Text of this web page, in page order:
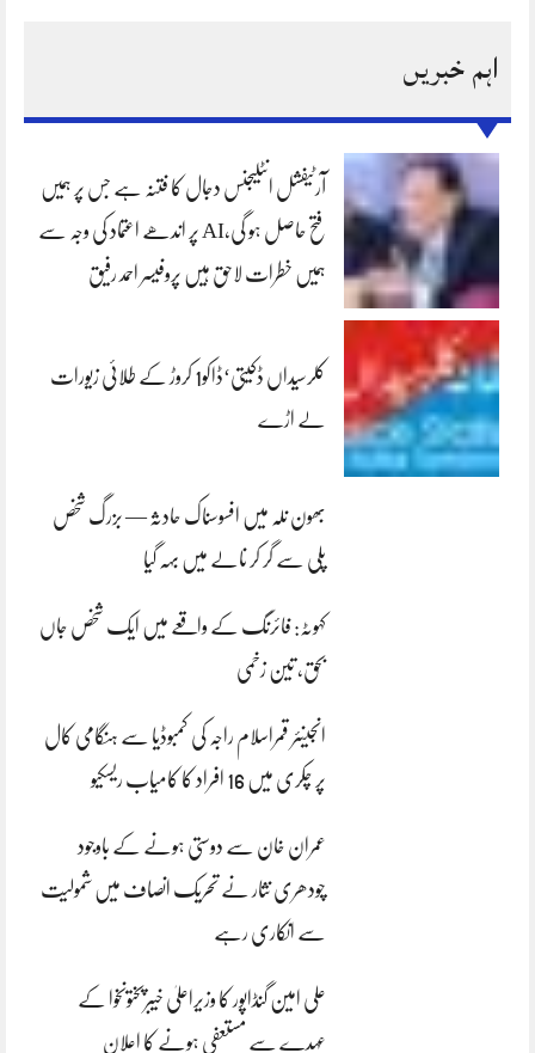
اہم خبریں
آرٹیفشل انٹلیجنس دجال کا فتنہ ہے جس پر ہمیں
فتح حاصل ہو گی،AI پر اندھے اعتماد کی وجہ سے
ہمیں خطرات لاحق ہیں پروفیسر احمد رفیق
کلرسیداں ڈکیتی‘ڈاکو1 کروڑ کے طلائی زیورات
لے اڑے
بھون نلہ میں افسوسناک حادثہ — بزرگ شخص
پلی سے گر کر نالے میں بہہ گیا
کہوٹہ: فائرنگ کے واقعے میں ایک شخص جاں
بحق، تین زخمی
انجینئر قمراسلام راجہ کی کمبوڈیا سے ہنگامی کال
پر چکری میں 16 افراد کا کامیاب ریسکیو
عمران خان سے دوستی ہونے کے باوجود
چودھری نثار نے تحریک انصاف میں شمولیت
سے انکاری رہے
علی امین گنڈاپور کا وزیراعلیٰ خیبرپختونخوا کے
عہدے سے مستعفی ہونے کا اعلان